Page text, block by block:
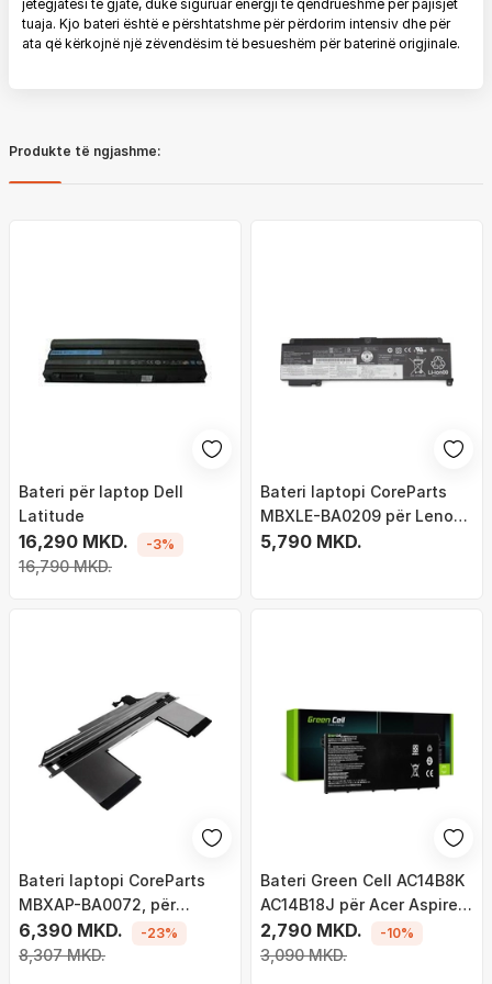
jetëgjatësi të gjatë, duke siguruar energji të qëndrueshme për pajisjet
tuaja. Kjo bateri është e përshtatshme për përdorim intensiv dhe për
ata që kërkojnë një zëvendësim të besueshëm për baterinë origjinale.
Produkte të ngjashme:
Bateri për laptop Dell
Latitude
16,290 MKD.
16,790 MKD.
-3%
Bateri laptopi CoreParts
MBXLE-BA0209 për Lenovo
ThinkPad T460s T470s, Li
5,790 MKD.
Bateri laptopi CoreParts
MBXAP-BA0072, për
MacBook Air 13" A1932, e
zezë
6,390 MKD.
8,307 MKD.
-23%
Bateri Green Cell AC14B8K
AC14B18J për Acer Aspire E
11 ES1-111M ES1-131 E 15
ES1-512 Chromebook 11
2,790 MKD.
3,090 MKD.
-10%